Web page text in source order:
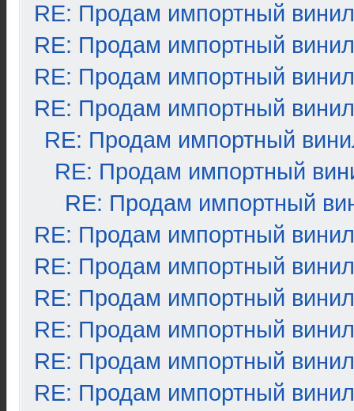
RE: Продам импортный винил
RE: Продам импортный винил
RE: Продам импортный винил
RE: Продам импортный винил
RE: Продам импортный
RE: Продам импортный
RE: Продам импортный
RE: Продам импортный винил
RE: Продам импортный винил
RE: Продам импортный винил
RE: Продам импортный винил
RE: Продам импортный винил
RE: Продам импортный винил